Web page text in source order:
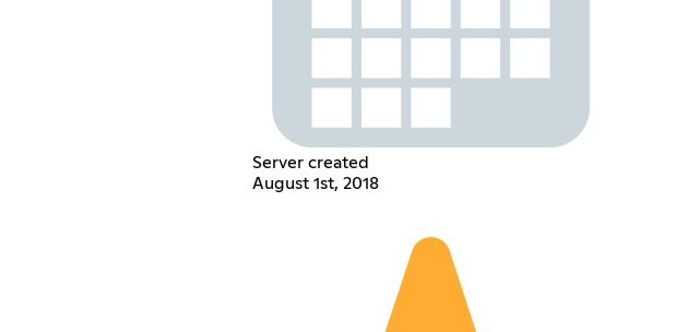
Server created
August 1st, 2018